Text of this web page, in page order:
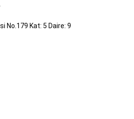
No.179 Kat: 5 Daire: 9